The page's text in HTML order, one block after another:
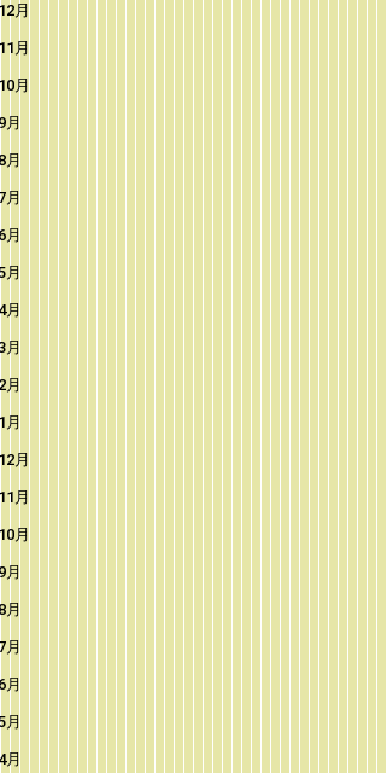
月
月
月
月
月
月
月
月
月
月
月
月
月
月
月
月
月
月
月
月
月